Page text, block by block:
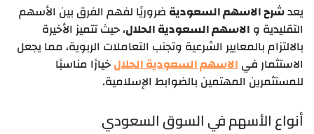
يعدشرح الاسهم السعودية ضروريًا لفهم الفرق بين الأسهم
التقليدية و الاسهم السعودية الحلال، حيث تتميز الأخيرة
بالالتزام بالمعايير الشرعية وتجنب التعاملات الربوية، مما يجعل
الاستثمار فيالاسهم السعودية الحلالخيارًا مناسبًا
للمستثمرين المهتمين بالضوابط الإسلامية.
أنواع الأسهم في السوق السعودي